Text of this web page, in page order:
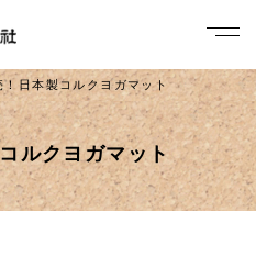
日本製コルクヨガマット
ルクヨガマット